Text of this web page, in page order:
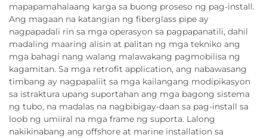
mapapamahalaang karga sa buong proseso ng pag-install.
Ang magaan na katangian ng fiberglass pipe ay
nagpapadali rin sa mga operasyon sa pagpapanatili, dahil
madaling maaring alisin at palitan ng mga tekniko ang
mga bahagi nang walang malawakang pagmobilisa ng
kagamitan. Sa mga retrofit application, ang nabawasang
timbang ay nagpapaliit sa mga kailangang modipikasyon
sa istraktura upang suportahan ang mga bagong sistema
ng tubo, na madalas na nagbibigay-daan sa pag-install sa
loob ng umiiral na mga frame ng suporta. Lalong
nakikinabang ang offshore at marine installation sa